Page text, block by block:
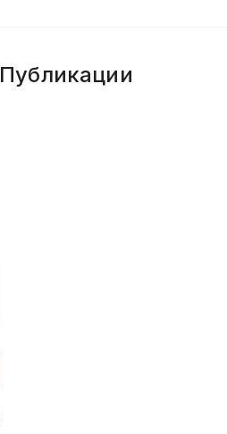
Публикации